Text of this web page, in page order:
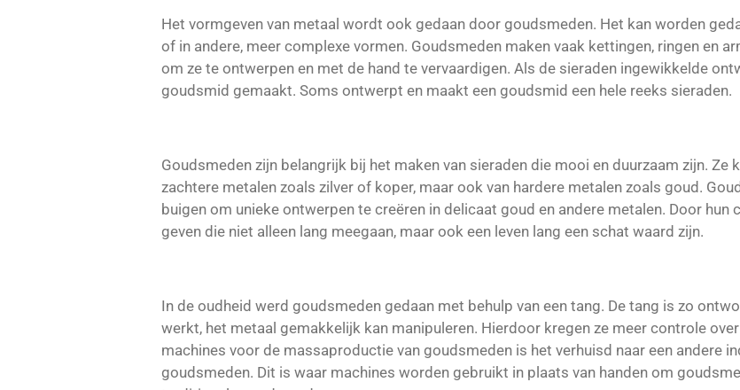
Het vormgeven van metaal wordt ook gedaan door goudsmeden. Het kan worden
of in andere, meer complexe vormen. Goudsmeden maken vaak kettingen, ringen en
om ze te ontwerpen en met de hand te vervaardigen. Als de sieraden ingewikkelde
goudsmid gemaakt. Soms ontwerpt en maakt een goudsmid een hele reeks sieraden.
Goudsmeden zijn belangrijk bij het maken van sieraden die mooi en duurzaam zijn. Ze
zachtere metalen zoals zilver of koper, maar ook van hardere metalen zoals goud.
buigen om unieke ontwerpen te creëren in delicaat goud en andere metalen. Door hun
geven die niet alleen lang meegaan, maar ook een leven lang een schat waard zijn.
In de oudheid werd goudsmeden gedaan met behulp van een tang. De tang is zo
werkt, het metaal gemakkelijk kan manipuleren. Hierdoor kregen ze meer controle
machines voor de massaproductie van goudsmeden is het verhuisd naar een andere
goudsmeden. Dit is waar machines worden gebruikt in plaats van handen om